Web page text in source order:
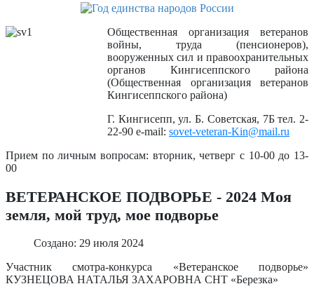
Общественная организация ветеранов
войны, труда (пенсионеров),
вооруженных сил и правоохранительных
органов Кингисеппского района
(Общественная организация ветеранов
Кингисеппского района)
Г. Кингисепп, ул. Б. Советская, 7Б тел. 2-
22-90 e-mail: sovet-veteran-Kin@mail.ru
Прием по личным вопросам: вторник, четверг с 10-00 до 13-
00
ВЕТЕРАНСКОЕ ПОДВОРЬЕ - 2024 Моя
земля, мой труд, мое подворье
Создано: 29 июля 2024
Участник смотра-конкурса «Ветеранское подворье»
КУЗНЕЦОВА НАТАЛЬЯ ЗАХАРОВНА СНТ «Березка»